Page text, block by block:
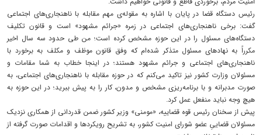
رئیس دستگاه قضا در پایان با اشاره به مقوله‌ی مهم مقابله با ناهنجاری‌های اجتماعی
گفت: برخی ناهنجاری‌های اجتماعی در زمره «جرائم مشهود» است و قانون تکلیف
دستگاه‌های مسئول را در این حوزه مشخص کرده است؛ من طی حدود سه سال اخیر
مکرراً به نهادهای مسئول متذکر شده‌ام که وفق قانون موظف و مکلف به برخورد با
ناهنجاری‌های اجتماعی و جرائم مشهود هستند؛ در اینجا خطاب به شما مقامات و
مسئولان وزارت کشور نیز تاکید می‌کنم که در حوزه مقابله با ناهنجاری‌های اجتماعی، به
صورت مدبرانه و با برنامه‌ریزی مشخص و مدون، کار را به پیش ببرید؛ در این حوزه به
هیچ وجه نباید منفعل عمل کرد.
پیش از سخنان رئیس قوه قضاییه، «مومنی» وزیر کشور ضمن قدردانی از همکاری نزدیک
مسئولان قضاییِ عضو شورای امنیت کشور، به تشریح رویکردها و اقدامات صورت گرفته از